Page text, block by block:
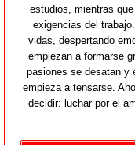
estudios, mientras
exigencias del
vidas, despertando
empiezan a formarse
pasiones se desatan y
empieza a tensarse.
decidir: luchar por el